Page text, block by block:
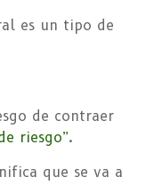
es un tipo de
de contraer
riesgo”.
que se va a